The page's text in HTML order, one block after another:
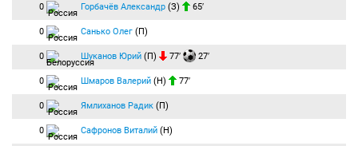
0 Горбачёв Александр (З) 65′
0 Санько Олег (П)
0 Шуканов Юрий (П) 77′ 27′
0 Шмаров Валерий (Н) 77′
0 Ямлиханов Радик (П)
0 Сафронов Виталий (Н)